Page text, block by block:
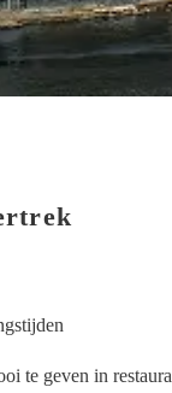
te geven in